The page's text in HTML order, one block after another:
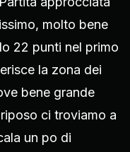
molto bene
22 punti nel primo
la zona dei
bene grande
ci troviamo a
un po di